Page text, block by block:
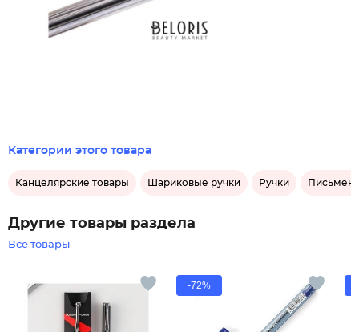
Категории этого товара
Канцелярские товары Шариковые ручки Ручки
Другие товары раздела
Все товары
-72%